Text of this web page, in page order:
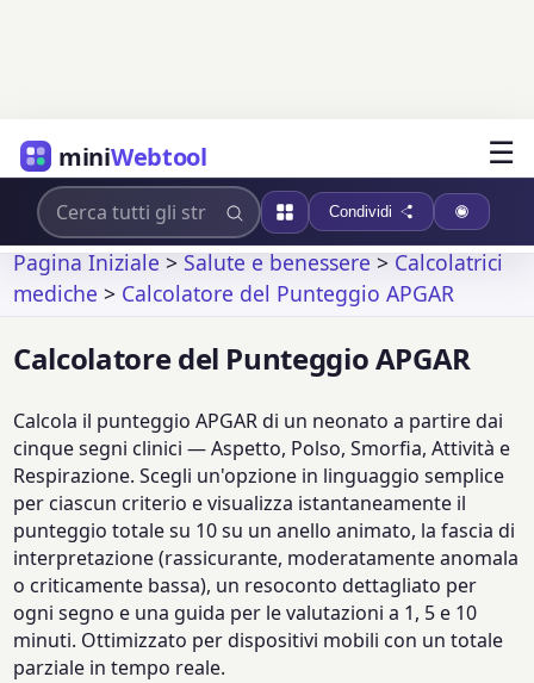
miniWebtool ☰
Condividi
Pagina Iniziale>Salute e benessere>Calcolatrici
mediche > Calcolatore del Punteggio APGAR
Calcolatore del Punteggio APGAR
Calcola il punteggio APGAR di un neonato a partire dai
cinque segni clinici — Aspetto, Polso, Smorfia, Attività e
Respirazione. Scegli un'opzione in linguaggio semplice
per ciascun criterio e visualizza istantaneamente il
punteggio totale su 10 su un anello animato, la fascia di
interpretazione (rassicurante, moderatamente anomala
o criticamente bassa), un resoconto dettagliato per
ogni segno e una guida per le valutazioni a 1, 5 e 10
minuti. Ottimizzato per dispositivi mobili con un totale
parziale in tempo reale.